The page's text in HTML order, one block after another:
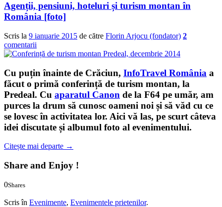
Agenții, pensiuni, hoteluri și turism montan în
România [foto]
Scris la 9 ianuarie 2015 de către Florin Arjocu (fondator) 2
comentarii
Cu puțin înainte de Crăciun, InfoTravel România a
făcut o primă conferință de turism montan, la
Predeal. Cu aparatul Canon de la F64 pe umăr, am
purces la drum să cunosc oameni noi și să văd cu ce
se lovesc în activitatea lor. Aici vă las, pe scurt câteva
idei discutate și albumul foto al evenimentului.
Citește mai departe →
Share and Enjoy !
0Shares
Scris în Evenimente, Evenimentele prietenilor.